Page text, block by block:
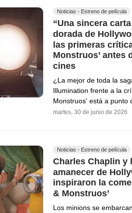
Noticias - Estreno de película
“Una sincera
dorada de
las primeras
Monstruos’ antes
cines
¿La mejor de toda la
Illumination frente a la
Monstruos' está a punto
martes, 30 de junio de 2026
Noticias - Estreno de película
Charles Chaplin y
amanecer de
inspiraron la
& Monstruos’
Los minions se